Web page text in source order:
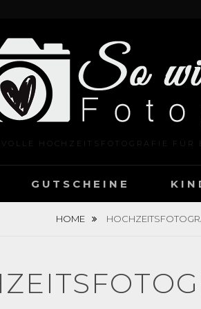
HOCHZEITSFOTOGRAFIE FÜR
GUTSCHEINE
HOME